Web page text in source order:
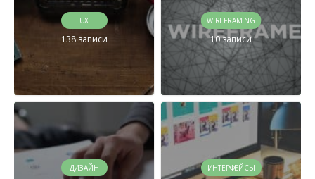
UX
138 записи
WIREFRAMING
10 записи
ДИЗАЙН ИНТЕРФЕЙСЫ